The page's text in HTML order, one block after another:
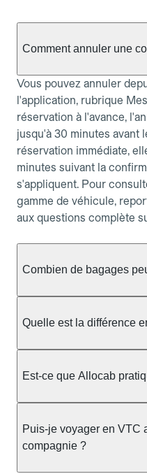
Comment annuler une
Vous pouvez annuler
l'application, rubrique
réservation à l'avance,
jusqu'à 30 minutes avant
réservation immédiate,
minutes suivant la
s'appliquent. Pour
gamme de véhicule,
aux questions complète
Combien de bagages
réservée :
Berline, Green, Berline
Moto-taxi : jusqu'à 2
bagage
Le prix de la course ne
nombre de bagages. Si
Quelle est la différence
dans la rue ou à une
réservation préalable et
à l'avance, sans
Chez Allocab, tous les
Est-ce que Allocab
prix de votre course est
validation de la
Puis-je voyager en VTC
compagnie ?